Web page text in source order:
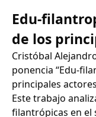
Edu-
de los
Cristóbal
ponencia “Edu-
principales
Este trabajo
filantrópicas en el